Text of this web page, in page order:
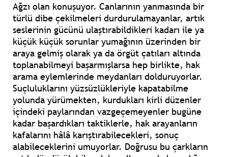
Ağzı olan konuşuyor. Canlarının yanmasında bir
türlü dibe çekilmeleri durdurulamayanlar, artık
seslerinin gücünü ulaştırabildikleri kadarı ile ya
küçük küçük sorunlar yumağının üzerinden bir
araya gelmiş olarak ya da örgüt çatıları altında
toplanabilmeyi başarmışlarsa hep birlikte, hak
arama eylemlerinde meydanları dolduruyorlar.
Suçluluklarını yüzsüzlükleriyle kapatabilme
yolunda yürümekten, kurdukları kirli düzenler
içindeki paylarından vazgeçemeyenler bugüne
kadar başardıkları taktiklerle, hak arayanların
kafalarını hâlâ karıştırabilecekleri, sonuç
alabileceklerini umuyorlar. Doğrusu bu çarkların